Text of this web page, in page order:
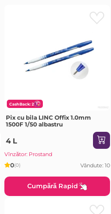
CashBack: 2
Pix cu bila LINC Offix 1.0mm
1500F 1/50 albastru
4 L
Vînzător: Prostand
0(0) Vândute: 10
Cumpără Rapid